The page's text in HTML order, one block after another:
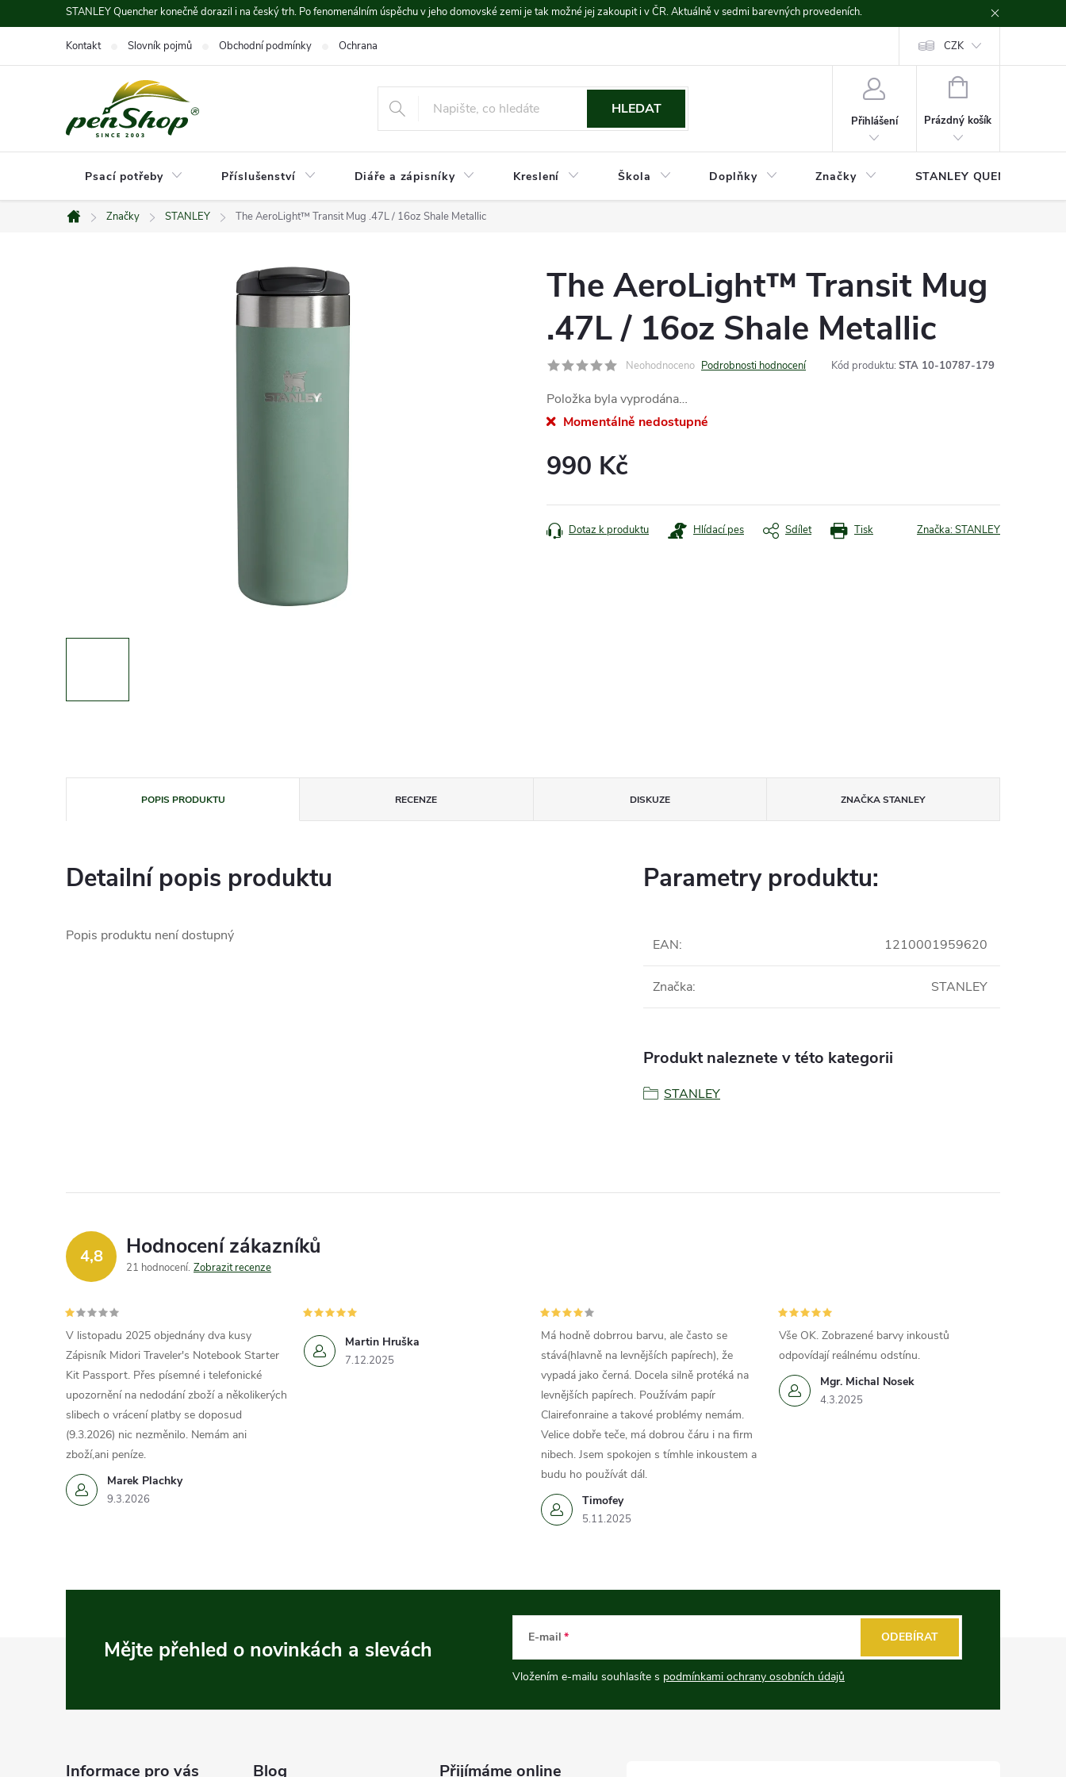
na
STANLEY Quencher konečně dorazil i na český trh. Po fenomenálním úspěchu v jeho domovské zemi je tak možné jej zakoupit i v ČR. Aktuálně v sedmi barevných provedeních.
Kontakt Slovník pojmů Obchodní podmínky Ochrana údajů CZK
HLEDAT
Přihlášení
NÁKUPNÍ
Prázdný košík
Psací potřeby Příslušenství Diáře a zápisníky Kreslení Škola Doplňky Značky STANLEY QUENCHER
Domů
Značky STANLEY The AeroLight™ Transit Mug .47L / 16oz Shale Metallic
The AeroLight™ Transit Mug
.47L / 16oz Shale Metallic
Neohodnoceno Podrobnosti hodnocení Kód produktu: STA 10-10787-179
Položka byla vyprodána…
Momentálně nedostupné
990 Kč
cena:
Tisk
Dotaz k produktu Hlídací pes Sdílet Značka:STANLEY
POPIS PRODUKTU RECENZE DISKUZE ZNAČKASTANLEY
Detailní popis produktu
Popis produktu není dostupný
Parametry produktu:
EAN: 1210001959620
Značka: STANLEY
Produkt naleznete v této kategorii
STANLEY
4,8 Hodnocení zákazníků
21 hodnocení Zobrazit recenze
Marek Plachky
9.3.2026
V listopadu 2025 objednány dva kusy
Zápisník Midori Traveler's Notebook Starter
Kit Passport. Přes písemné i telefonické
upozornění na nedodání zboží a několikerých
slibech o vrácení platby se doposud
(9.3.2026) nic nezměnilo. Nemám ani
zboží,ani peníze.
Martin Hruška
7.12.2025
Timofey
5.11.2025
Má hodně dobrrou barvu, ale často se
stává(hlavně na levnějších papírech), že
vypadá jako černá. Docela silně protéká na
levnějších papírech. Používám papír
Clairefonraine a takové problémy nemám.
Velice dobře teče, má dobrou čáru i na firm
nibech. Jsem spokojen s tímhle inkoustem a
budu ho používát dál.
Mgr. Michal Nosek
4.3.2025
Vše OK. Zobrazené barvy inkoustů
odpovídají reálnému odstínu.
Mějte přehled o novinkách a slevách E-mail
Vložením e-mailu souhlasíte s podmínkami ochrany osobních údajů
ODEBÍRAT
Informace pro vás Blog Přijímáme online